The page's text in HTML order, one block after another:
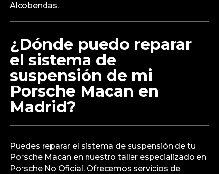
Alcobendas.
¿Dónde puedo reparar
el sistema de
suspensión de mi
Porsche Macan en
Madrid?
Puedes reparar el sistema de suspensión de tu
Porsche Macan en nuestro taller especializado en
Porsche No Oficial. Ofrecemos servicios de